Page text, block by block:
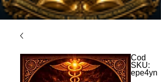
Cod
SKU:
epe4yn